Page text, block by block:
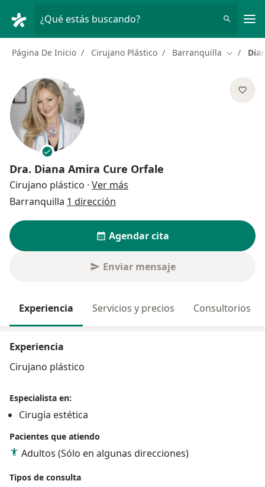
¿Qué estás buscando?
Página De Inicio Cirujano Plástico Barranquilla Cambiar
Dra. Diana Amira Cure Orfale
Cirujano plástico · Ver más
Barranquilla 1 dirección
Agendar cita
Enviar mensaje
Experiencia Servicios y precios Consultorios
Experiencia
Cirujano plástico
Especialista en:
Cirugía estética
Pacientes que atiendo
Adultos (Sólo en algunas direcciones)
Tipos de consulta